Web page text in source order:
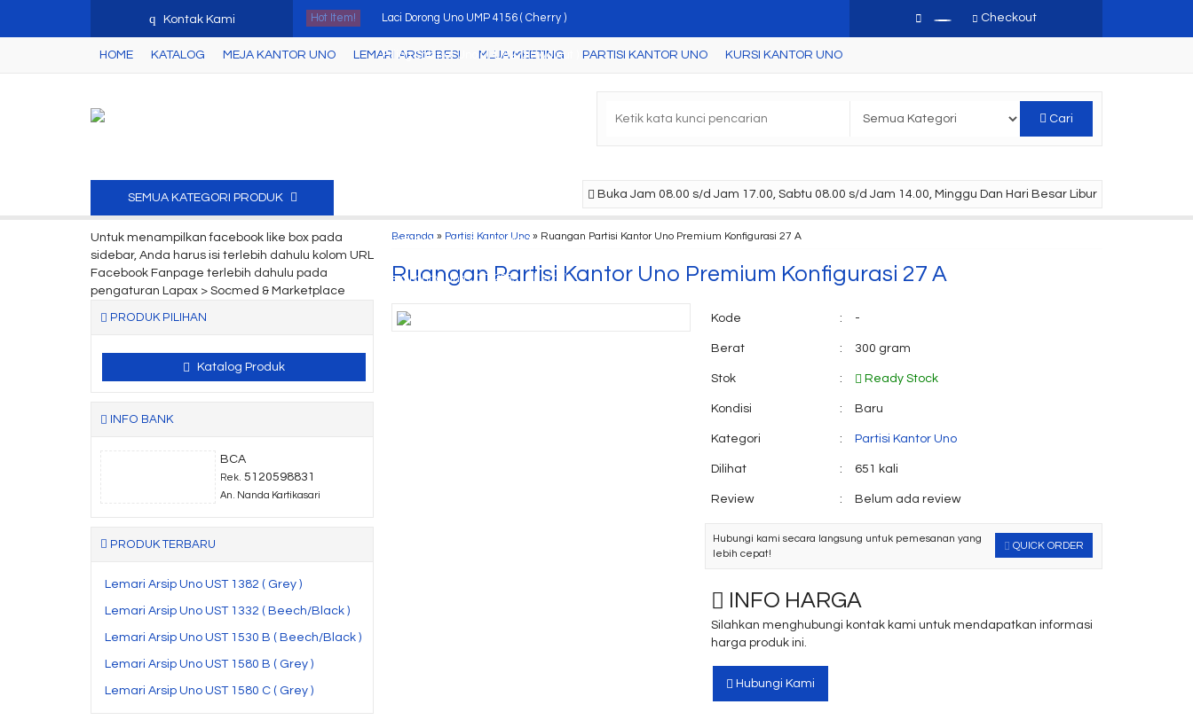
q Kontak Kami Hot Item! Laci Dorong Uno UMP 4156 ( Cherry )
Filling Cabinet Uno UFL 8273 ( Walnut )
Kursi Kantor Uno Roma HAP 1
Meja Kantor Uno UOD 2055 ( Cherry )
Checkout
HOME KATALOG MEJA KANTOR UNO LEMARI ARSIP BESI MEJA MEETING PARTISI KANTOR UNO KURSI KANTOR UNO
Cari
Buka Jam 08.00 s/d Jam 17.00, Sabtu 08.00 s/d Jam 14.00, Minggu Dan Hari Besar Libur
SEMUA KATEGORI PRODUK
Beranda » Partisi Kantor Uno » Ruangan Partisi Kantor Uno Premium Konfigurasi 27 A
Ruangan Partisi Kantor Uno Premium Konfigurasi 27 A
Kode : -
Berat : 300 gram
Stok : Ready Stock
Kondisi : Baru
Kategori : Partisi Kantor Uno
Dilihat : 651 kali
Review : Belum ada review
QUICK ORDER
Hubungi kami secara langsung untuk pemesanan yang
lebih cepat!
INFO HARGA
Silahkan menghubungi kontak kami untuk mendapatkan informasi
harga produk ini.
Hubungi Kami
Untuk menampilkan facebook like box pada
sidebar, Anda harus isi terlebih dahulu kolom URL
Facebook Fanpage terlebih dahulu pada
pengaturan Lapax > Socmed & Marketplace
PRODUK PILIHAN
Katalog Produk
INFO BANK
BCA
Rek. 5120598831
An. Nanda Kartikasari
PRODUK TERBARU
Lemari Arsip Uno UST 1382 ( Grey )
Lemari Arsip Uno UST 1332 ( Beech/Black )
Lemari Arsip Uno UST 1530 B ( Beech/Black )
Lemari Arsip Uno UST 1580 B ( Grey )
Lemari Arsip Uno UST 1580 C ( Grey )